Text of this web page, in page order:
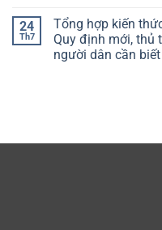
24
Th7
Tổng hợp kiến
Quy định mới, thủ
người dân cần biết